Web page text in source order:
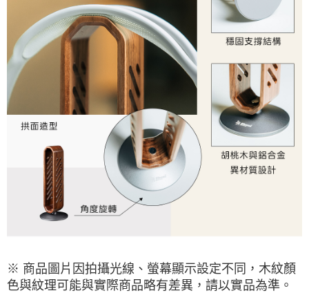
※ 商品圖片因拍攝光線、螢幕顯示設定不同，木紋顏
色與紋理可能與實際商品略有差異，請以實品為準。